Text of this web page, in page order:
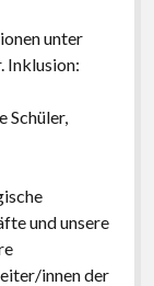
unter
Inklusion:
Schüler,
und unsere
innen der